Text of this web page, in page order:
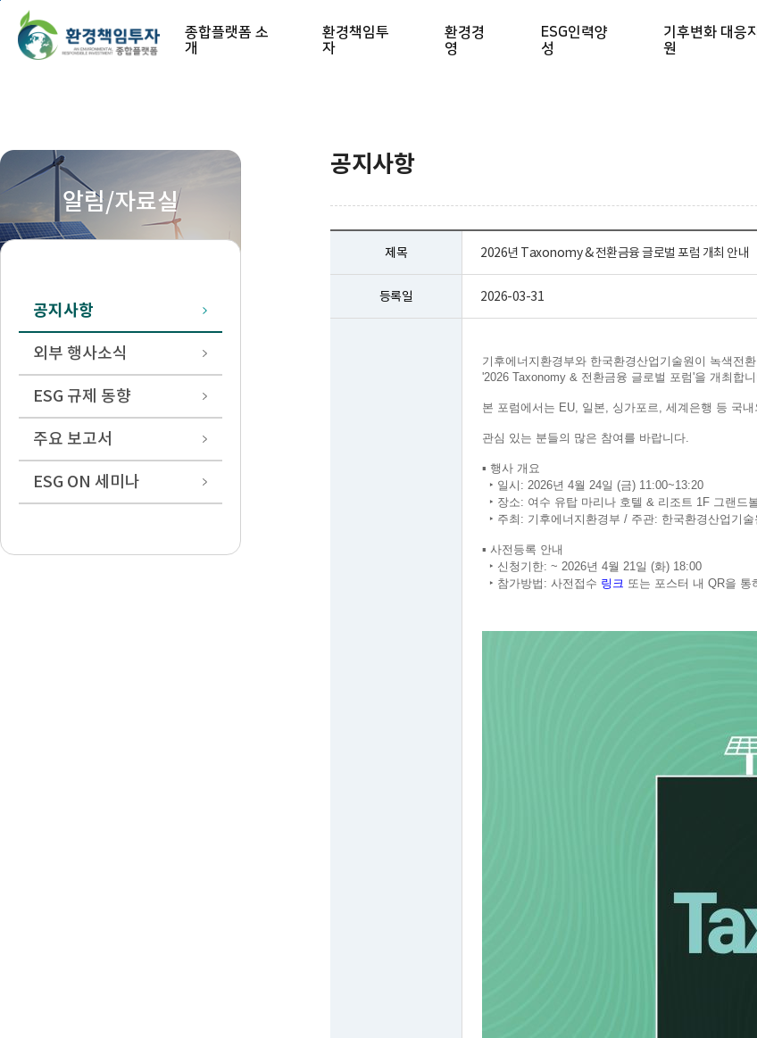
본문 바로가기
종합플랫폼 소
개
환경책임투
자
환경경
영
ESG인력양
성
기후변화 대응지
원
알림/자료실
공지사항
외부 행사소식
ESG 규제 동향
주요 보고서
ESG ON 세미나
공지사항
제목 2026년 Taxonomy & 전환금융 글로벌 포럼 개최 안내
등록일 2026-03-31